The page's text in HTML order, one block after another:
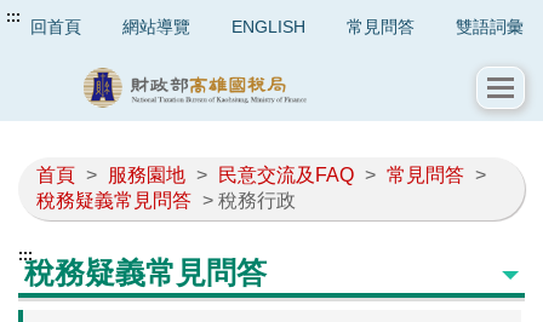
::: 回首頁 網站導覽 ENGLISH 常見問答 雙語詞彙
首頁 > 服務園地 > 民意交流及FAQ > 常見問答 >
稅務疑義常見問答 > 稅務行政
:::稅務疑義常見問答